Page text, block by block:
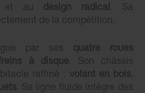
au design radical
. Sa
de la compétition.
par ses quatre roues
à disque . Son châssis
raffiné : volant en bois
. Sa ligne fluide intègre des